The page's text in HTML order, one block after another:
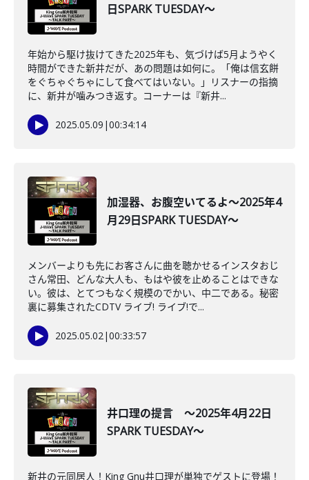
日SPARK TUESDAY～
年始から駆け抜けてきた2025年も、気づけば5月ようやく
時間ができた新井だが、あの問題は如何に。「俺は信玄餅
をぐちゃぐちゃにして食べてはいない。」リスナーの指摘
に、新井が噛みつき返す。コーナーは『新井...
2025.05.09 |00:34:14
加湿器、お腹空いてるよ～2025年4
月29日SPARK TUESDAY～
メンバーよりも先にお客さんに曲を聴かせるインスタおじ
さん常田、どんな大人も、もはや彼を止めることはできな
い。彼は、とてつもなく規模のでかい、中二である。秘密
裏に募集されたCDTV ライブ! ライブ!で...
2025.05.02|00:33:57
井口理の提言 ～2025年4月22日
SPARK TUESDAY～
新井の元同居人！King Gnu井口理が単独でゲストに登場！